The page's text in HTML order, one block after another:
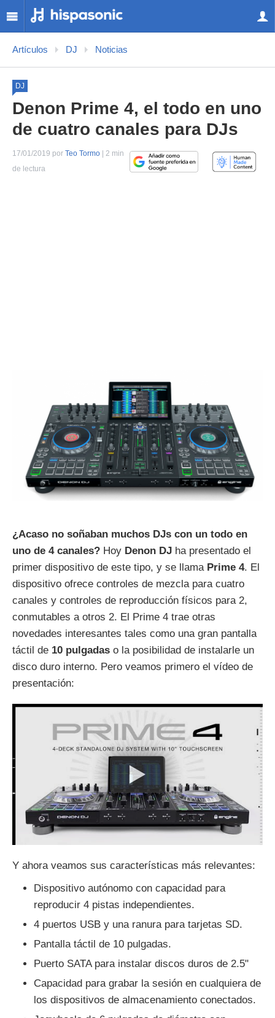
Artículos DJ Noticias
DJ
Denon Prime 4, el todo en uno
de cuatro canales para DJs
17/01/2019 por Teo Tormo | 2 min
de lectura
¿Acaso no soñaban muchos DJs con un todo en
uno de 4 canales? Hoy Denon DJ ha presentado el
primer dispositivo de este tipo, y se llama Prime 4. El
dispositivo ofrece controles de mezcla para cuatro
canales y controles de reproducción físicos para 2,
conmutables a otros 2. El Prime 4 trae otras
novedades interesantes tales como una gran pantalla
táctil de 10 pulgadas o la posibilidad de instalarle un
disco duro interno. Pero veamos primero el vídeo de
presentación:
Y ahora veamos sus características más relevantes:
Dispositivo autónomo con capacidad para
reproducir 4 pistas independientes.
4 puertos USB y una ranura para tarjetas SD.
Pantalla táctil de 10 pulgadas.
Puerto SATA para instalar discos duros de 2.5"
Capacidad para grabar la sesión en cualquiera de
los dispositivos de almacenamiento conectados.